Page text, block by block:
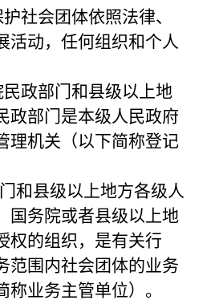
社会团体依照法律、
活动，任何组织和个人
政部门和县级以上地
政部门是本级人民政府
理机关（以下简称登记
和县级以上地方各级人
国务院或者县级以上地
权的组织，是有关行
范围内社会团体的业务
称业务主管单位）。